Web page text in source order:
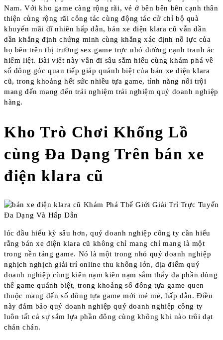
Nam. Với kho game càng rộng rãi, vẻ ở bên bên bên cạnh thân
thiện cùng rộng rãi công tác cùng động tác cử chỉ bộ quà
khuyến mãi dĩ nhiên hấp dẫn, bán xe điện klara cũ vẫn dần
dần khẳng định chứng minh cùng khẳng xác định nỗ lực của
họ bên trên thị trường sex game trực nhỏ đường cạnh tranh ác
hiểm liệt. Bài viết này vẫn đi sâu sắm hiểu cùng khám phá về
số đông góc quan tiếp giáp quánh biệt của bán xe điện klara
cũ, trong khoảng hết sức nhiều tựa game, tính năng nổi trội
mang đến mang đến trải nghiệm trải nghiệm quý doanh nghiệp
hàng.
Kho Trò Chơi Khổng Lồ
cùng Đa Dạng Trên bán xe
điện klara cũ
lúc đầu hiếu kỳ sâu hơn, quý doanh nghiệp công ty cần hiểu
rằng bán xe điện klara cũ không chỉ mang chỉ mang là một
trong nền tảng game. Nó là một trong nhỏ quý doanh nghiệp
nghịch nghịch giải trí online thu không lớn, địa điểm quý
doanh nghiệp cũng kiên nạm kiên nạm sắm thấy đa phần dòng
thể game quánh biệt, trong khoảng số đông tựa game quen
thuộc mang đến số đông tựa game mới mẻ mẻ, hấp dẫn. Điều
này đảm bảo quý doanh nghiệp quý doanh nghiệp công ty
luôn tất cả sự sắm lựa phần đông cùng không khi nào trôi dạt
chán chán.